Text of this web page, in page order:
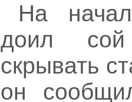
На
доил сой
скрывать
он